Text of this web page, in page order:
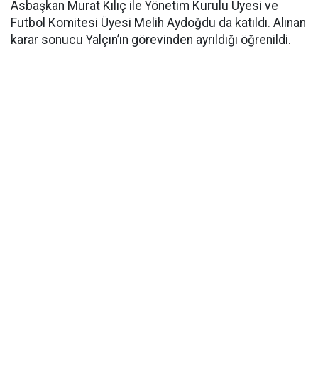
Asbaşkan Murat Kılıç ile Yönetim Kurulu Üyesi ve
Futbol Komitesi Üyesi Melih Aydoğdu da katıldı. Alınan
karar sonucu Yalçın’ın görevinden ayrıldığı öğrenildi.